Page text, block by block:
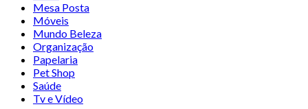
Mesa Posta
Móveis
Mundo Beleza
Organização
Papelaria
Pet Shop
Saúde
Tv e Vídeo